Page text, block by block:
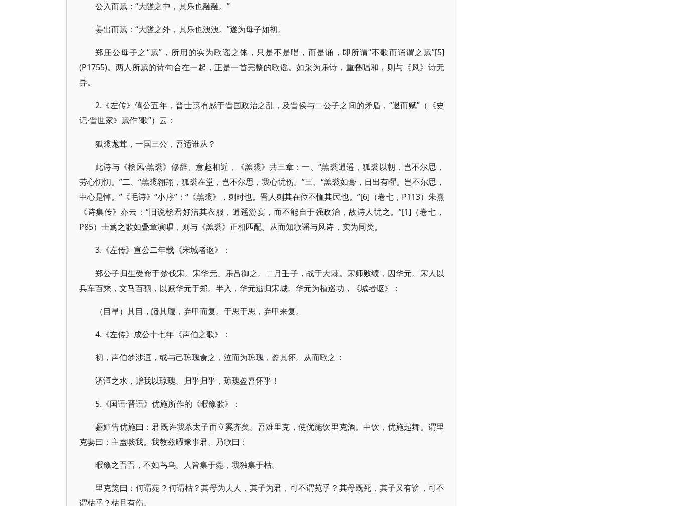
公入而赋：“大隧之中，其乐也融融。”
姜出而赋：“大隧之外，其乐也洩洩。”遂为母子如初。
郑庄公母子之“赋”，所用的实为歌谣之体，只是不是唱，而是诵，即所谓“不歌而诵谓之赋”[5]
(P1755)。两人所赋的诗句合在一起，正是一首完整的歌谣。如采为乐诗，重叠唱和，则与《风》诗无
异。
2.《左传》僖公五年，晋士蔿有感于晋国政治之乱，及晋侯与二公子之间的矛盾，“退而赋”（《史
记·晋世家》赋作“歌”）云：
狐裘尨茸，一国三公，吾适谁从？
此诗与《桧风·羔裘》修辞、意趣相近，《羔裘》共三章：一、“羔裘逍遥，狐裘以朝，岂不尔思，
劳心忉忉。”二、“羔裘翱翔，狐裘在堂，岂不尔思，我心忧伤。”三、“羔裘如膏，日出有曜。岂不尔思，
中心是悼。”《毛诗》“小序”：“《羔裘》，刺时也。晋人刺其在位不恤其民也。”[6]（卷七，P113）朱熹
《诗集传》亦云：“旧说桧君好洁其衣服，逍遥游宴，而不能自于强政治，故诗人忧之。”[1]（卷七，
P85）士蔿之歌如叠章演唱，则与《羔裘》正相匹配。从而知歌谣与风诗，实为同类。
3.《左传》宣公二年载《宋城者讴》：
郑公子归生受命于楚伐宋。宋华元、乐吕御之。二月壬子，战于大棘。宋师败绩，囚华元。宋人以
兵车百乘，文马百驷，以赎华元于郑。半入，华元逃归宋城。华元为植巡功，《城者讴》：
（目旱）其目，皤其腹，弃甲而复。于思于思，弃甲来复。
4.《左传》成公十七年《声伯之歌》：
初，声伯梦涉洹，或与己琼瑰食之，泣而为琼瑰，盈其怀。从而歌之：
济洹之水，赠我以琼瑰。归乎归乎，琼瑰盈吾怀乎！
5.《国语·晋语》优施所作的《暇豫歌》：
骊姬告优施曰：君既许我杀太子而立奚齐矣。吾难里克，使优施饮里克酒。中饮，优施起舞。谓里
克妻曰：主盍啖我。我教兹暇豫事君。乃歌曰：
暇豫之吾吾，不如鸟乌。人皆集于菀，我独集于枯。
里克笑曰：何谓苑？何谓枯？其母为夫人，其子为君，可不谓苑乎？其母既死，其子又有谤，可不
谓枯乎？枯且有伤。